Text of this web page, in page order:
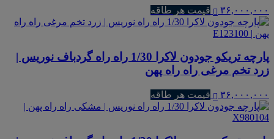
۳۶,۰۰۰,۰۰۰ قیمت هر طاقه
پارچه تریکو جودون لاکرا 1/30 راه راه گردباف نوریس |
زرد تخم مرغی راه راه پهن
۳۶,۰۰۰,۰۰۰ قیمت هر طاقه